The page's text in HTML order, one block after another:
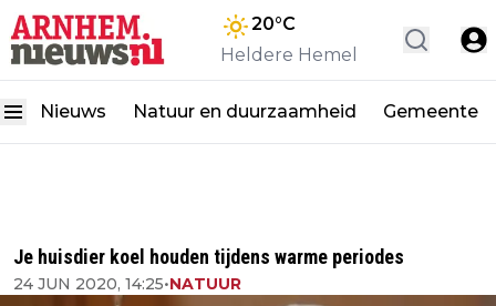
20°C
Heldere Hemel
Nieuws Natuur en duurzaamheid Gemeente
Je huisdier koel houden tijdens warme periodes
24 JUN 2020, 14:25•NATUUR